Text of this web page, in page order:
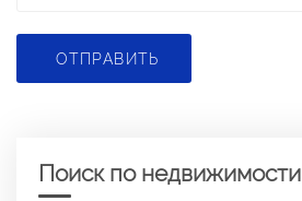
ОТПРАВИТЬ
Поиск по недвижимости